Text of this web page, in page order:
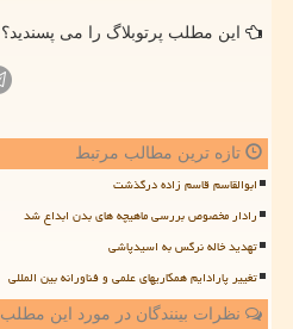
این مطلب پرتوبلاگ را می پسندید؟
تازه ترین مطالب مرتبط
ابوالقاسم قاسم زاده درگذشت
رادار مخصوص بررسی ماهیچه های بدن ابداع شد
تهدید خاله نرگس به اسیدپاشی
تغییر پارادایم همکاریهای علمی و فناورانه بین المللی
نظرات بینندگان در مورد این مطلب